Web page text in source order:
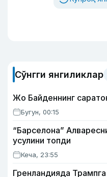
Сўнгги янгиликлар
Жо Байденнинг
Бугун, 00:15
“Барселона”
усулини топди
Кеча, 23:55
Гренландияда